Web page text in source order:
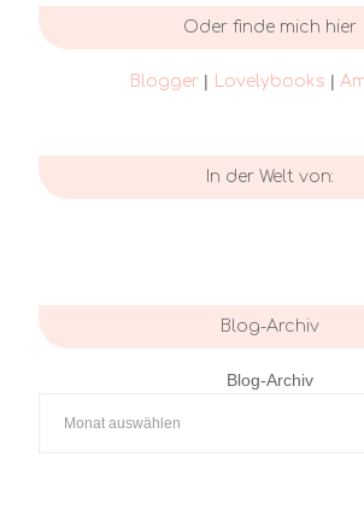
Oder finde mich hier
Blogger| Lovelybooks |
In der Welt von:
Blog-Archiv
Blog-Archiv